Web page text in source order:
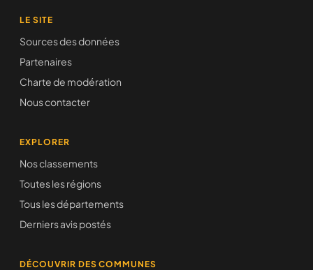
LE SITE
Sources des données
Partenaires
Charte de modération
Nous contacter
EXPLORER
Nos classements
Toutes les régions
Tous les départements
Derniers avis postés
DÉCOUVRIR DES COMMUNES